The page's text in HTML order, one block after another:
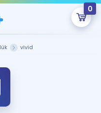
0
Boş.
onlarca eğitim seni
vivid